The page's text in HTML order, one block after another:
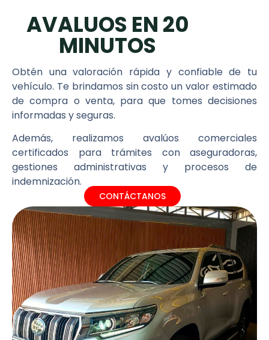
AVALUOS EN 20
MINUTOS
Obtén una valoración rápida y confiable de tu
vehículo. Te brindamos sin costo un valor estimado
de compra o venta, para que tomes decisiones
informadas y seguras.
Además, realizamos avalúos comerciales
certificados para trámites con aseguradoras,
gestiones administrativas y procesos de
indemnización.
CONTÁCTANOS